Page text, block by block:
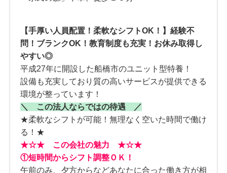
【手厚い人員配置！柔軟なシフトOK！】経験不
問！ブランクOK！教育制度も充実！お休み取得し
やすい◎
平成27年に開設した船橋市のユニット型特養！
設備も充実しており質の高いサービスが提供できる
環境が整っています！
＼ この法人ならではの待遇 ／
★柔軟なシフトが可能！無理なく空いた時間で働け
る！★
★☆★ この会社の魅力 ★☆★
①短時間からシフト調整ＯＫ！
午前のみ、夕方からなどあなたに合った働き方が相